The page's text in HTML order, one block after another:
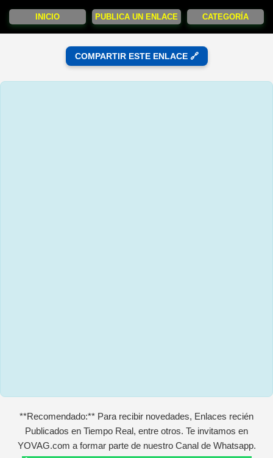
INICIO PUBLICA UN ENLACE CATEGORÍA
COMPARTIR ESTE ENLACE 🔗
**Recomendado:** Para recibir novedades, Enlaces recién
Publicados en Tiempo Real, entre otros. Te invitamos en
YOVAG.com a formar parte de nuestro Canal de Whatsapp.